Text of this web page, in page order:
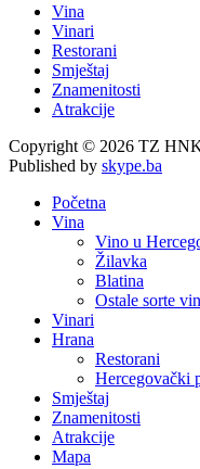
Vina
Vinari
Restorani
Smještaj
Znamenitosti
Atrakcije
Copyright © 2026 TZ
Published by skype.ba
Početna
Vina
Vino u
Žilavka
Blatina
Ostale sorte
Vinari
Hrana
Restorani
Hercegovački
Smještaj
Znamenitosti
Atrakcije
Mapa